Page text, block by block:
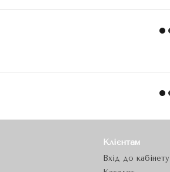
Клієнтам
Вхід до кабінету